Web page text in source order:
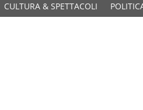
CULTURA & SPETTACOLI